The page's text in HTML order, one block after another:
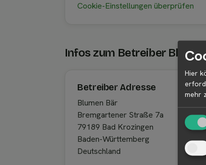
Cookie-Einstellungen überprüfen
Infos zum Betreiber
Betreiber Adresse
Blumen Bär
Bremgartener Straße 7a
79189 Bad Krozingen
Baden-Württemberg
Deutschland
Hier
mehr